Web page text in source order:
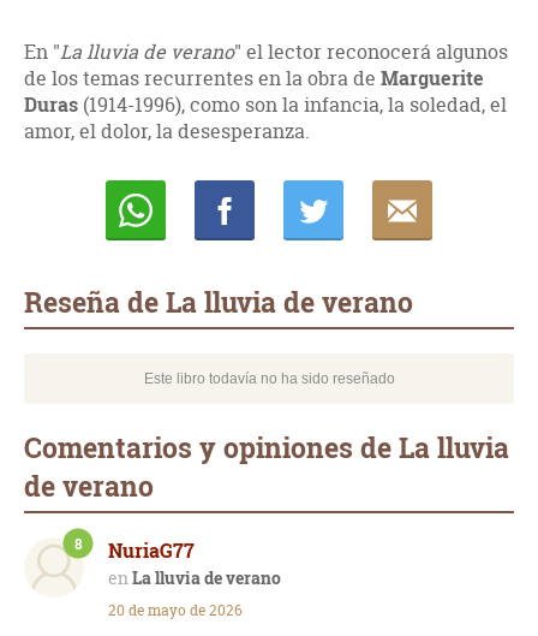
En "La lluvia de verano" el lector reconocerá algunos
de los temas recurrentes en la obra de Marguerite
Duras (1914-1996), como son la infancia, la soledad, el
amor, el dolor, la desesperanza.
Reseña de La lluvia de verano
Este libro todavía no ha sido reseñado
Comentarios y opiniones de La lluvia
de verano
NuriaG77
La lluvia de verano
8
20 de mayo de 2026